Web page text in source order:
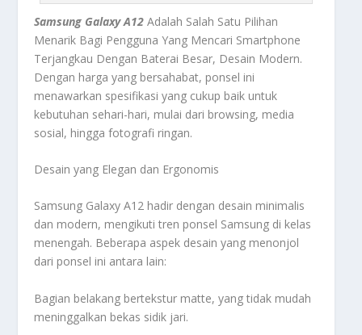
Samsung Galaxy A12 Adalah Salah Satu Pilihan
Menarik Bagi Pengguna Yang Mencari Smartphone
Terjangkau Dengan Baterai Besar, Desain Modern.
Dengan harga yang bersahabat, ponsel ini
menawarkan spesifikasi yang cukup baik untuk
kebutuhan sehari-hari, mulai dari browsing, media
sosial, hingga fotografi ringan.
Desain yang Elegan dan Ergonomis
Samsung Galaxy A12 hadir dengan desain minimalis
dan modern, mengikuti tren ponsel Samsung di kelas
menengah. Beberapa aspek desain yang menonjol
dari ponsel ini antara lain:
Bagian belakang bertekstur matte, yang tidak mudah
meninggalkan bekas sidik jari.